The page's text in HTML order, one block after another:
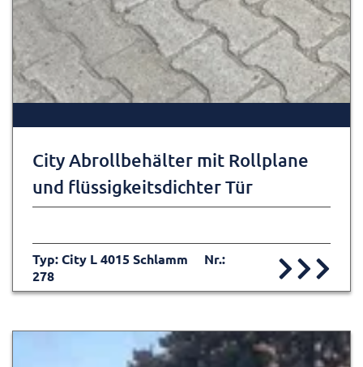
City Abrollbehälter mit Rollplane
und flüssigkeitsdichter Tür
Typ: City L 4015 Schlamm
Nr.:
278